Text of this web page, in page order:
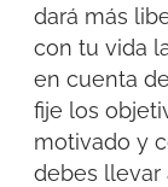
dará más
con tu vida
en cuenta
fije los
motivado y
debes llevar